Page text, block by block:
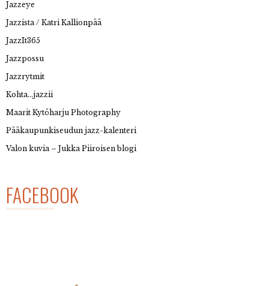
Jazzeye
Jazzista / Katri Kallionpää
JazzIt365
Jazzpossu
Jazzrytmit
Kohta…jazzii
Maarit Kytöharju Photography
Pääkaupunkiseudun jazz-kalenteri
Valon kuvia – Jukka Piiroisen blogi
FACEBOOK